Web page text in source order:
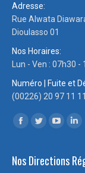
new
window
new
windowwindow
Adresse:
Rue Alwata
Dioulasso 01
Nos Horaires:
Lun - Ven : 07h30 -
Numéro | Fuite et
(00226) 20 97 11
Trouvez nous sur :
Facebook
opens
Twitter
opens
YouTube
opens
Nos Directions